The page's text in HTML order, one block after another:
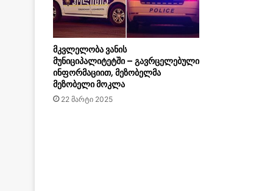
მკვლელობა ვანის
მუნიციპალიტეტში – გავრცელებული
ინფორმაციით, მეზობელმა
მეზობელი მოკლა
22 მარტი 2025